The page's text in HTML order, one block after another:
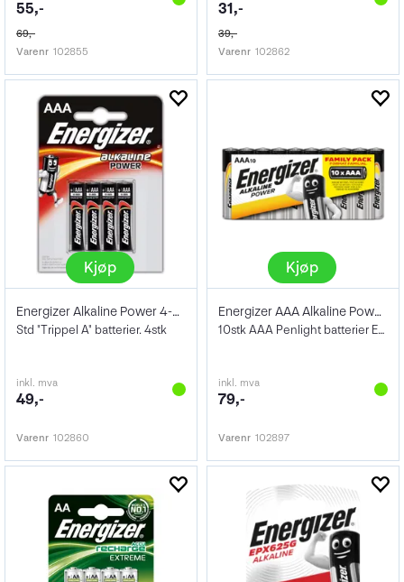
55,-
69,-
Varenr 102855
31,-
39,-
Varenr 102862
Kjøp
Energizer Alkaline Power 4-pack AAA/E92
Std "Trippel A" batterier. 4stk
inkl. mva
49,-
Varenr 102860
Kjøp
Energizer AAA Alkaline Power 10-pack
10stk AAA Penlight batterier E92
inkl. mva
79,-
Varenr 102897